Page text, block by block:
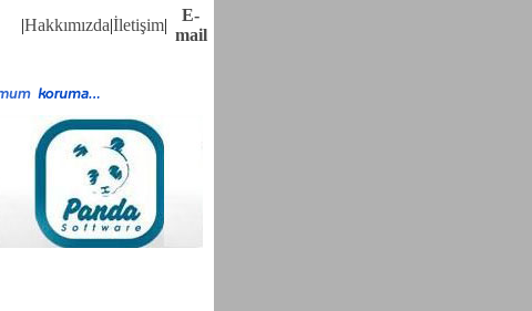
|Hakkımızda|İletişim|
E-
mail